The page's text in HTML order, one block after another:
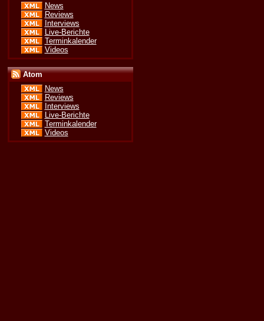
News
Reviews
Interviews
Live-Berichte
Terminkalender
Videos
Atom
News
Reviews
Interviews
Live-Berichte
Terminkalender
Videos